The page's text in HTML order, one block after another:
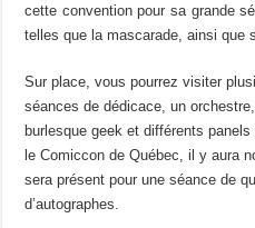
cette convention pour sa grande
telles que la mascarade, ainsi que
Surplace, vous pourrez visiter
séances de dédicace, un
burlesquegeek etdifférents panels
leComiccon de Québec, il y aura
sera présent pour une séance de
d’autographes.